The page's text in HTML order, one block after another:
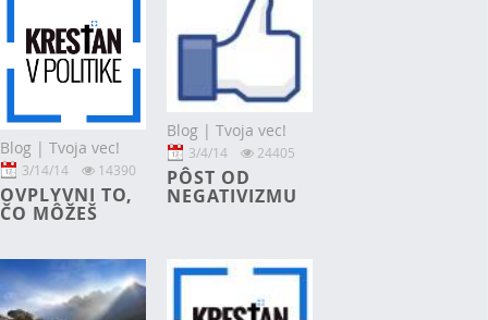
Blog | Tvoja vec!
3/14/14 14390
OVPLYVNI TO,
ČO MÔŽEŠ
Blog | Tvoja vec!
3/4/14 24405
PÔST OD
NEGATIVIZMU